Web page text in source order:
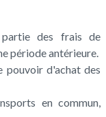
des frais de
période antérieure.
pouvoir d'achat des
en commun,